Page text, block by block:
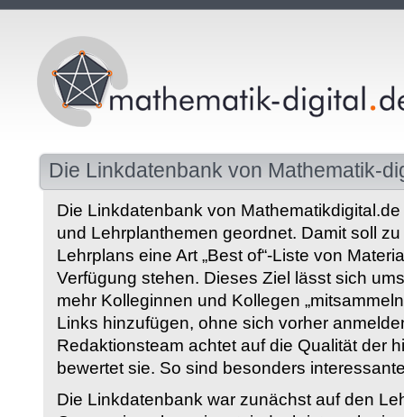
Die Linkdatenbank von Mathematik-
Die Linkdatenbank von
und Lehrplanthemen geordnet. Damit soll
Lehrplans eine Art „Best of“-Liste von
Verfügung stehen. Dieses Ziel lässt sich
mehr Kolleginnen und Kollegen
Links hinzufügen, ohne sich vorher
Redaktionsteam achtet auf die Qualität der
bewertet sie. So sind besonders
Die Linkdatenbank war zunächst auf den